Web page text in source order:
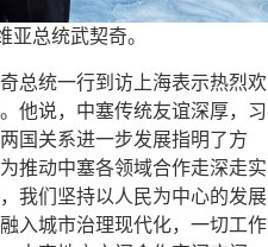
亚总统武契奇。
总统一行到访上海表示热烈欢
他说，中塞传统友谊深厚，习
国关系进一步发展指明了方
推动中塞各领域合作走深走实
我们坚持以人民为中心的发展
入城市治理现代化，一切工作